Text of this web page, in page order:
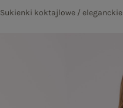
Sukienki koktajlowe / eleganckie